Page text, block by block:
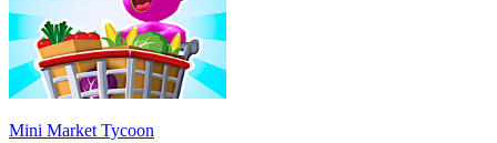
Mini Market Tycoon